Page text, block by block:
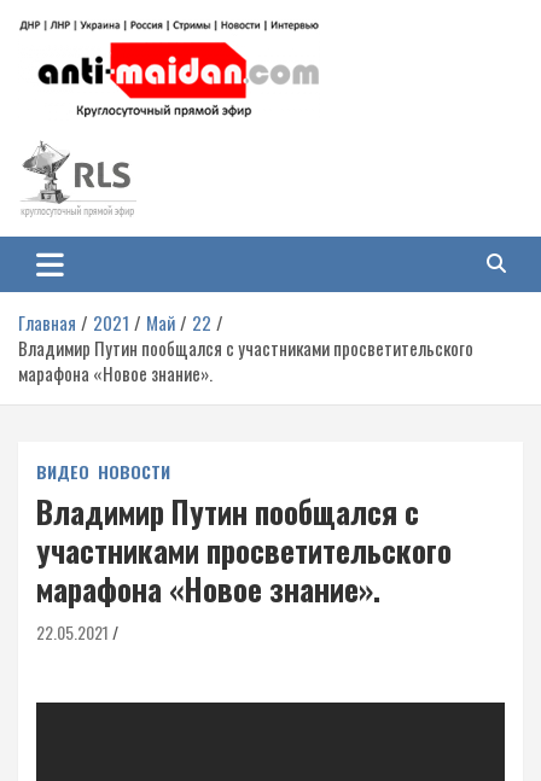
содержимому
Антимайдан: Гражданская война
на Украине
гражданской войне на Украине, включая события в Новороссии, ДНР,
ЛНР и других регионах.
Главная 2021 Май
22
Владимир Путин пообщался с участниками просветительского
марафона «Новое знание».
ВИДЕО НОВОСТИ
Владимир Путин пообщался с
участниками просветительского
марафона «Новое знание».
22.05.2021